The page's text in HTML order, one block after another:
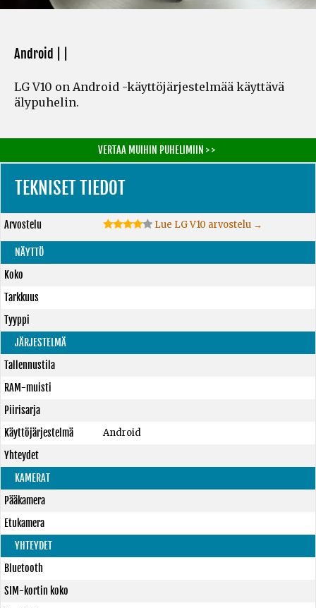
Android | |
LG V10 on Android -käyttöjärjestelmää käyttävä
älypuhelin.
VERTAA MUIHIN PUHELIMIIN > >
TEKNISET TIEDOT
Arvostelu Lue LG V10 arvostelu →
NÄYTTÖ
Koko
Tarkkuus
Tyyppi
JÄRJESTELMÄ
Tallennustila
RAM-muisti
Piirisarja
Käyttöjärjestelmä
Android
Yhteydet
KAMERAT
Pääkamera
Etukamera
YHTEYDET
Bluetooth
SIM-kortin koko